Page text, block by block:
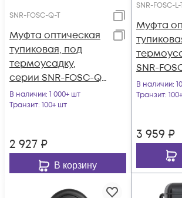
SNR-FOSC-Q-T
Муфта оптическая
тупиковая, под
термоусадку,
серии SNR-FOSC-Q-
T (GPJ-Q-T)
В наличии: 1 000+ шт
Транзит: 100+ шт
2 927 ₽
В корзину
SNR-FOSC-L-
Муфта
SNR-
L-T)
В наличии:
Транзит:
3 959 ₽